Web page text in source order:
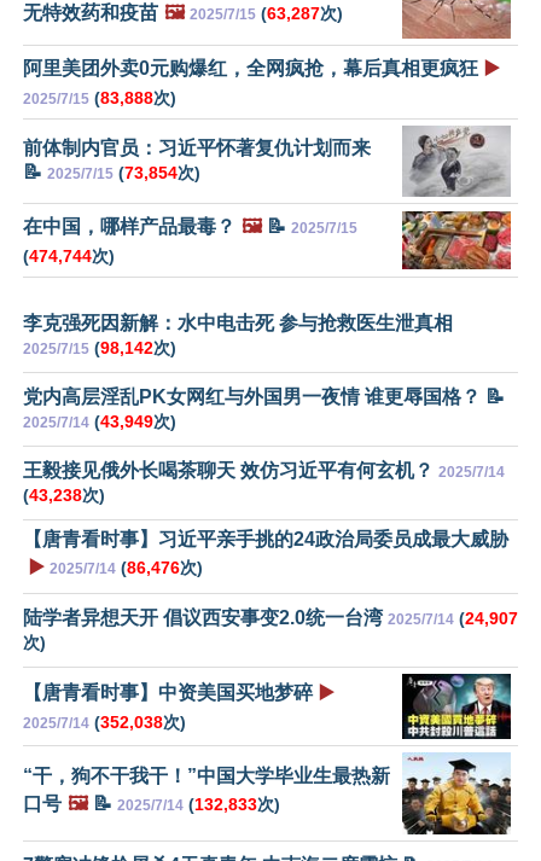
无特效药和疫苗 🖼️ 2025/7/15 (63,287次)
阿里美团外卖0元购爆红，全网疯抢，幕后真相更疯狂 ▶️
2025/7/15 (83,888次)
前体制内官员：习近平怀著复仇计划而来
📝 2025/7/15 (73,854次)
在中国，哪样产品最毒？ 🖼️📝 2025/7/15
(474,744次)
李克强死因新解：水中电击死 参与抢救医生泄真相
2025/7/15 (98,142次)
党内高层淫乱PK女网红与外国男一夜情 谁更辱国格？ 📝
2025/7/14 (43,949次)
王毅接见俄外长喝茶聊天 效仿习近平有何玄机？ 2025/7/14
(43,238次)
【唐青看时事】习近平亲手挑的24政治局委员成最大威胁
▶️ 2025/7/14 (86,476次)
陆学者异想天开 倡议西安事变2.0统一台湾 2025/7/14 (24,907
次)
【唐青看时事】中资美国买地梦碎 ▶️
2025/7/14 (352,038次)
“干，狗不干我干！”中国大学毕业生最热新
口号 🖼️📝 2025/7/14 (132,833次)